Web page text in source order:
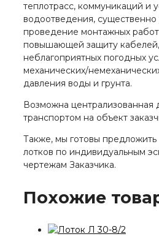
теплотрасс, коммуникаций и
водоотведения,
проведение монтажных работ
повышающей защиту
неблагоприятных погодных
механических/
давления воды и грунта.
Возможна централизованная
транспортом на объект
Также, мы готовы предложить
лотков по индивидуальным
чертежам Заказчика.
Похожие